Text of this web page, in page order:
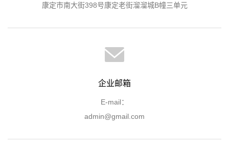
康定市南大街398号康定老街溜溜城B幢三单元
企业邮箱
E-mail：
admin@gmail.com